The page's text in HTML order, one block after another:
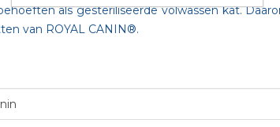
als gesteriliseerde volwassen kat.
van ROYAL CANIN®.